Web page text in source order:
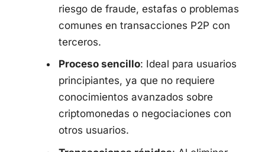
riesgo de fraude, estafas o problemas
comunes en transacciones P2P con
terceros.
Proceso sencillo: Ideal para usuarios
principiantes, ya que no requiere
conocimientos avanzados sobre
criptomonedas o negociaciones con
otros usuarios.